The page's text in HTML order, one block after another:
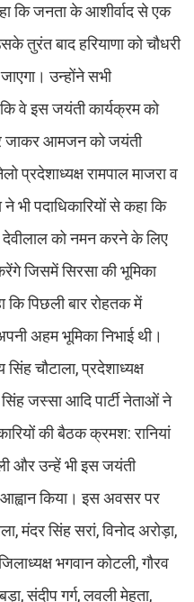
कि जनता के आशीर्वाद से एक
तुरंत बाद हरियाणा को चौधरी
उन्होंने सभी
कि वे इस जयंती कार्यक्रम को
जाकर आमजन को जयंती
प्रदेशाध्यक्ष रामपाल माजरा व
भी पदाधिकारियों से कहा कि
देवीलाल को नमन करने के लिए
जिसमें सिरसा की भूमिका
कि पिछली बार रोहतक में
अहम भूमिका निभाई थी।
चौटाला, प्रदेशाध्यक्ष
जस्सा आदि पार्टी नेताओं ने
की बैठक क्रमश: रानियां
और उन्हें भी इस जयंती
किया। इस अवसर पर
मंदर सिंह सरां, विनोद अरोड़ा,
भगवान कोटली, गौरव
संदीप गर्ग, लवली मेहता,